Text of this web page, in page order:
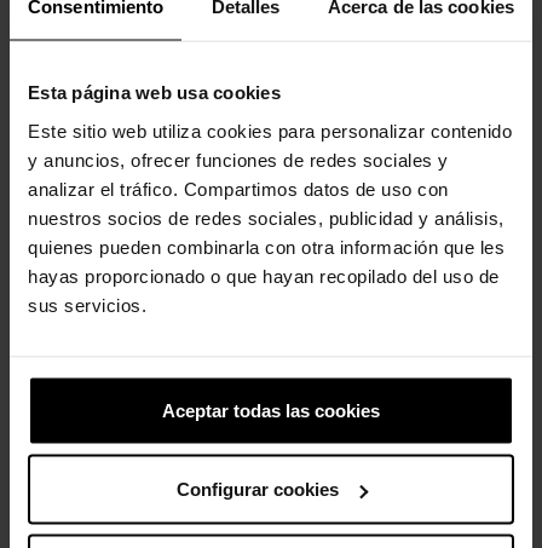
Consentimiento Detalles Acerca de las cookies
Esta página web usa cookies
Este sitio web utiliza cookies para personalizar contenido
y anuncios, ofrecer funciones de redes sociales y
analizar el tráfico. Compartimos datos de uso con
nuestros socios de redes sociales, publicidad y análisis,
quienes pueden combinarla con otra información que les
hayas proporcionado o que hayan recopilado del uso de
sus servicios.
Aceptar todas las cookies
Configurar cookies
Zuecos de niños Classic...
-20%